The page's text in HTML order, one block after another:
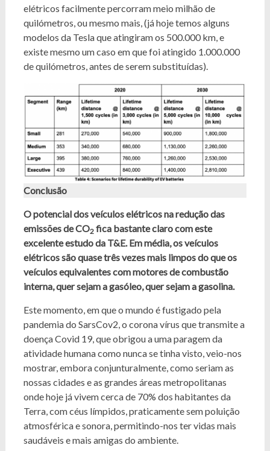
elétricos facilmente percorram meio milhão de
quilómetros, ou mesmo mais, (já hoje temos alguns
modelos da Tesla que atingiram os 500.000 km, e
existe mesmo um caso em que foi atingido 1.000.000
de quilómetros, antes de serem substituídas).
Conclusão
O potencial dos veículos elétricos na redução das
emissões de CO2fica bastante claro com este
excelente estudo da T&E. Em média, os veículos
elétricos são quase três vezes mais limpos do que os
veículos equivalentes com motores de combustão
interna, quer sejam a gasóleo, quer sejam a gasolina.
Este momento, em que o mundo é fustigado pela
pandemia do SarsCov2, o corona vírus que transmite a
doença Covid 19, que obrigou a uma paragem da
atividade humana como nunca se tinha visto, veio-nos
mostrar, embora conjunturalmente, como seriam as
nossas cidades e as grandes áreas metropolitanas
onde hoje já vivem cerca de 70% dos habitantes da
Terra, com céus límpidos, praticamente sem poluição
atmosférica e sonora, permitindo-nos ter vidas mais
saudáveis e mais amigas do ambiente.